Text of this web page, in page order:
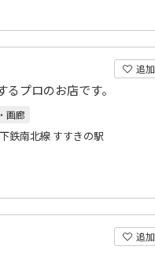
追加
プロのお店です。
画廊
鉄南北線 すすきの駅
追加